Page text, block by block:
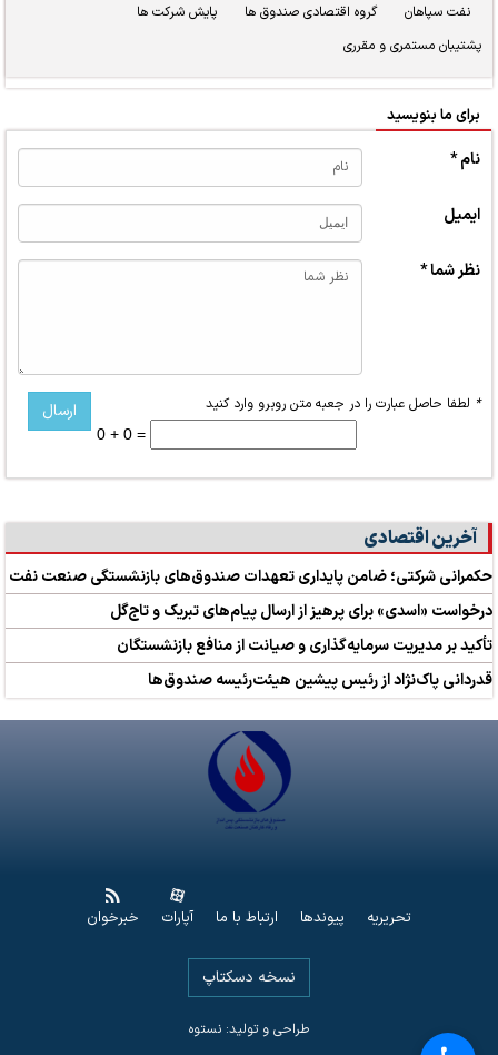
نفت سپاهان گروه اقتصادی صندوق ها
پایش شرکت ها
پشتیبان مستمری و مقرری
برای ما بنویسید
نام *
ایمیل
نظر شما *
* لطفا حاصل عبارت را در جعبه متن روبرو وارد کنید
0 + 0 =
آخرین اقتصادی
حکمرانی شرکتی؛ ضامن پایداری تعهدات صندوق‌های بازنشستگی صنعت نفت
درخواست «اسدی» برای پرهیز از ارسال پیام‌های تبریک و تاج‌گل
تأکید بر مدیریت سرمایه‌گذاری و صیانت از منافع بازنشستگان
قدردانی پاک‌نژاد از رئیس پیشین هیئت‌رئیسه صندوق‌ها
تحریریه پیوندها ارتباط با ما آپارات خبرخوان
نسخه دسکتاپ
طراحی و تولید: نستوه